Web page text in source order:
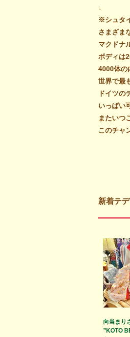
↓
※シュタ
さまざま
マクドナ
ボディは
4000体の
世界で最
ドイツの
いっぱい
またいつ
このチャ
新着テ
向当まり
”KOTO